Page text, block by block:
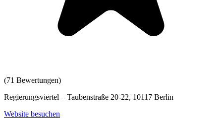
(71 Bewertungen)
Regierungsviertel – Taubenstraße 20-22, 10117 Berlin
Website besuchen